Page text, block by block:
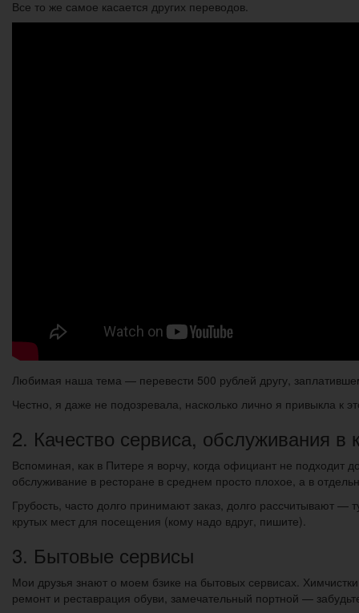
Все то же самое касается других переводов.
Любимая наша тема — перевести 500 рублей другу,
Честно, я даже не подозревала, насколько лично я привыкла к
2. Качество сервиса, обслуживания в
Вспоминая, как в Питере я ворчу, когда официант не подходит
обслуживание в ресторане в среднем просто плохое, а в
Грубость, часто долго принимают заказ, долго рассчитывают
крутых мест для посещения (кому надо вдруг, пишите).
3. Бытовые сервисы
Мои друзья знают о моем бзике на бытовых сервисах.
ремонт и реставрация обуви, замечательный портной —